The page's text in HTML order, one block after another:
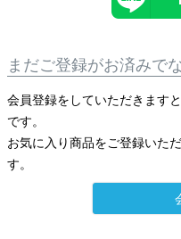
まだご登録がお済みで
会員登録をしていただきます
です。
お気に入り商品をご登録いた
す。